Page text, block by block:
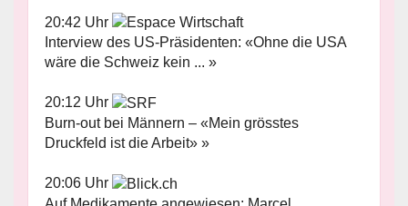
20:42 Uhr
Interview des US-Präsidenten: «Ohne die USA
wäre die Schweiz kein ... »
20:12 Uhr
Burn-out bei Männern – «Mein grösstes
Druckfeld ist die Arbeit» »
20:06 Uhr